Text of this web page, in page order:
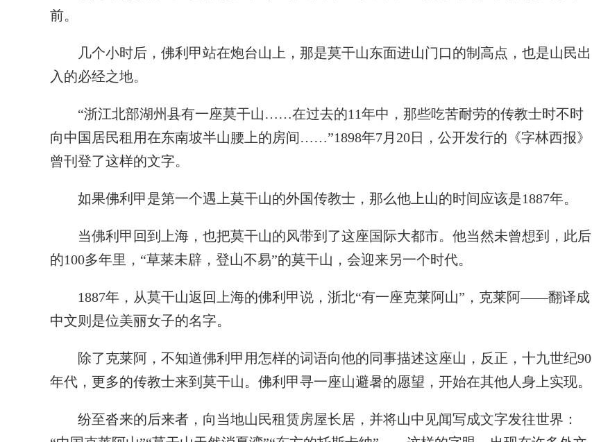
前。
几个小时后，佛利甲站在炮台山上，那是莫干山东面进山门口的制高点，也是山民出
入的必经之地。
“浙江北部湖州县有一座莫干山……在过去的11年中，那些吃苦耐劳的传教士时不时
向中国居民租用在东南坡半山腰上的房间……”1898年7月20日，公开发行的《字林西报》
曾刊登了这样的文字。
如果佛利甲是第一个遇上莫干山的外国传教士，那么他上山的时间应该是1887年。
当佛利甲回到上海，也把莫干山的风带到了这座国际大都市。他当然未曾想到，此后
的100多年里，“草莱未辟，登山不易”的莫干山，会迎来另一个时代。
1887年，从莫干山返回上海的佛利甲说，浙北“有一座克莱阿山”，克莱阿——翻译成
中文则是位美丽女子的名字。
除了克莱阿，不知道佛利甲用怎样的词语向他的同事描述这座山，反正，十九世纪90
年代，更多的传教士来到莫干山。佛利甲寻一座山避暑的愿望，开始在其他人身上实现。
纷至沓来的后来者，向当地山民租赁房屋长居，并将山中见闻写成文字发往世界：